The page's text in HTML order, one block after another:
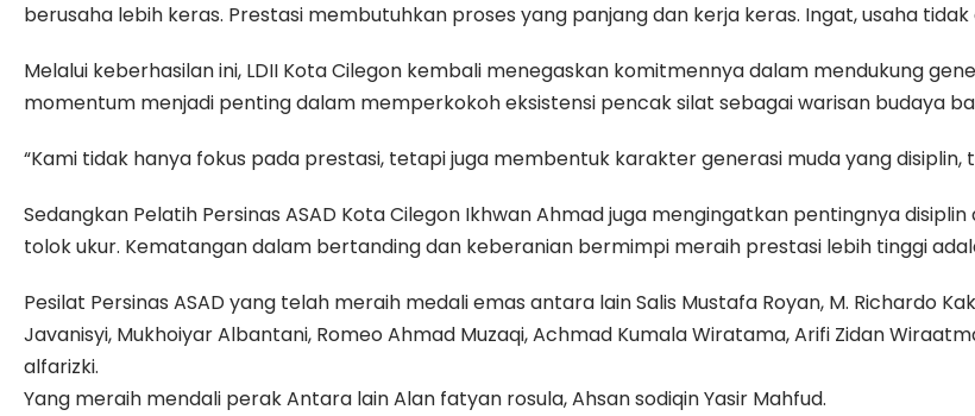
berusaha lebih keras. Prestasi membutuhkan proses yang panjang dan kerja keras. Ingat, usaha
Melalui keberhasilan ini, LDII Kota Cilegon kembali menegaskan komitmennya dalam mendukung
momentum menjadi penting dalam memperkokoh eksistensi pencak silat sebagai warisan budaya
“Kami tidak hanya fokus pada prestasi, tetapi juga membentuk karakter generasi muda yang disiplin,
Sedangkan Pelatih Persinas ASAD Kota Cilegon Ikhwan Ahmad juga mengingatkan pentingnya
tolok ukur. Kematangan dalam bertanding dan keberanian bermimpi meraih prestasi lebih tinggi
Pesilat Persinas ASAD yang telah meraih medali emas antara lain Salis Mustafa Royan, M. Richardo
Javanisyi, Mukhoiyar Albantani, Romeo Ahmad Muzaqi, Achmad Kumala Wiratama, Arifi Zidan
alfarizki.
Yang meraih mendali perak Antara lain Alan fatyan rosula, Ahsan sodiqin Yasir Mahfud.